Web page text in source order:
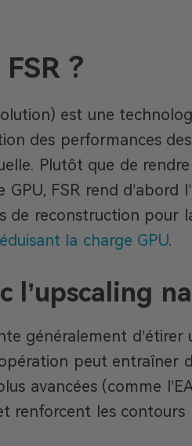
?
est une
des performances
Plutôt que de
FSR rend d’abord
de reconstruction pour
la charge GPU.
l’upscaling
généralement
peut entraîner
avancées (comme
renforcent les